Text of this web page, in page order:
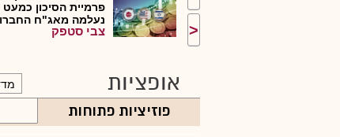
<
פרמיית הסיכון כמעט
נעלמה מאג"ח
ה...
צבי סטפק
אופציות
פוזיציות פתוחות